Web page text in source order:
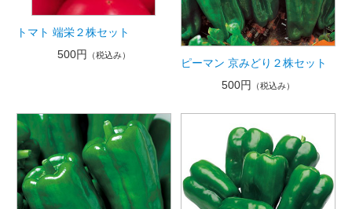
トマト 端栄２株セット
500円
（税込み）
ピーマン 京みどり２株セット
500円
（税込み）